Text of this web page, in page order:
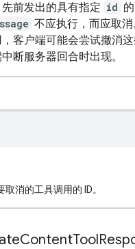
前发出的具有指定 id 的
不应执行，而应取
客户端可能会尝试撤消
断服务器回合时出现。
消的工具调用的 ID。
ContentTool